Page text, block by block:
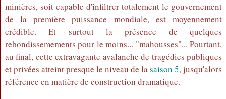
minières, soit capable d'infiltrer totalement le gouvernement
de la première puissance mondiale, est moyennement
crédible. Et surtout la présence de quelques
rebondissemements pour le moins... "mahousses"... Pourtant,
au final, cette extravagante avalanche de tragédies publiques
et privées atteint presque le niveau de lasaison 5, jusqu'alors
référence en matière de construction dramatique.